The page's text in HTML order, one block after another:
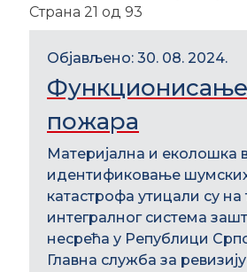
Страна 21 од 93
Објављено: 30. 08. 2024.
пожара
Материјална и еколошка
идентификовање шумских
катастрофа утицали су
интегралног система
несрећа у Републици
Главна служба за